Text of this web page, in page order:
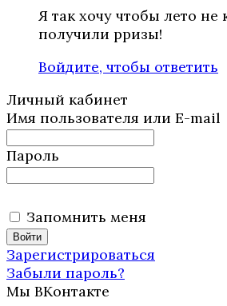
Я так хочу чтобы лето не
получили рризы!
Войдите, чтобы ответить
Личный кабинет
Имя пользователя или E-mail
Пароль
Запомнить меня
Зарегистрироваться
Забыли пароль?
Мы ВКонтакте